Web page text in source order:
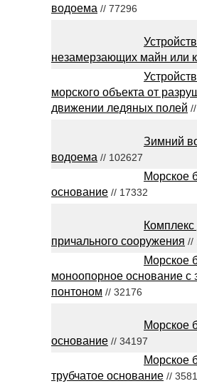
водоема // 77296
незамерзающих майн или
морского объекта от
движении ледяных полей
Зимний
водоема // 102627
Морское
основание // 17332
причального сооружения //
Морское
моноопорное основание с
понтоном // 32176
Морское
основание // 34197
Морское
трубчатое основание //